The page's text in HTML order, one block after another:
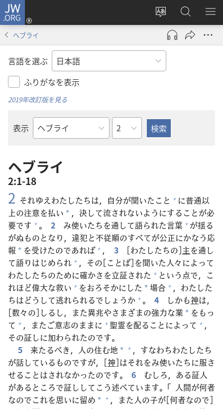
JW.ORG
サ
イ
ト
の
言
え
る
ロ
グ
ン
し
で
開
JW.ORG
の
検
メ
を
ヘブライ
言語を選ぶ
ふりがなを表示
2019年改訂版を見る
表示
聖
の
書
名
章
ヘブライ
2:1-18
2 それゆえわたしたちは， 自分が聞いたこと + に普通以
上の注意を払い * ， 決して流されないようにすることが必
要です + 。 2 み使いたちを通して語られた言葉 + が揺る
がぬものとなり， 違犯と不従順のすべてが公正にかなう応
報 * を受けたのであれば + ， 3 [わたしたちの]主を通し
て語りはじめられ + ，その[ことば]を聞いた人々 によって
わたしたちのために確かさを立証された + という点で，こ
れほど偉大な救い + をおろそかにした *場合 + ，わたした
ちはどうして逃れられるでしょうか + 。 4 しかも神は，
[数々の]しるし，また異兆やさまざまの強力な業 * をもっ
て + ，またご意志のままに + 聖霊を配ることによって + ，
その証しに加わられたのです。
5
来たるべき， 人の住む地 * + ，すなわちわたしたち
が話しているものですが，[神]はそれをみ使いたちに服さ
せることはされなかったのです。
6 むしろ，ある証人
があるところで証ししてこう述べています。「 人間が何者
なのでこれを思いに留め * + ，また人の子が[何者なので]